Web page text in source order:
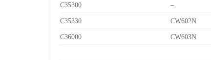
C35300 –
C35330 CW602N
C36000 CW603N